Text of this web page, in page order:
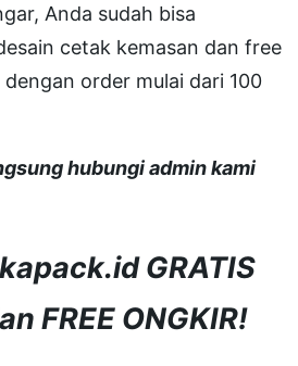
Anda sudah bisa
cetak kemasan dan free
order mulai dari 100
hubungi admin kami
GRATIS
FREE ONGKIR!